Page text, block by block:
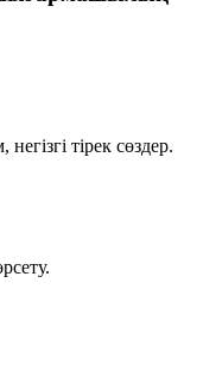
тірек сөздер.